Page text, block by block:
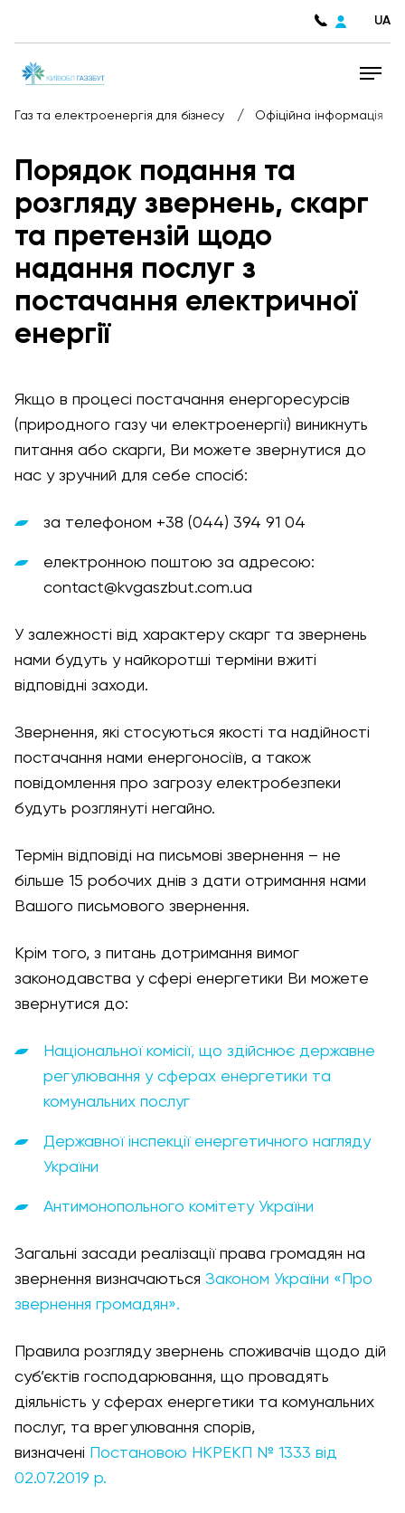
UA
Газ та електроенергія для бізнесу / Офіційна інформація
Порядок подання та
розгляду звернень, скарг
та претензій щодо
надання послуг з
постачання електричної
енергії
Якщо в процесі постачання енергоресурсів
(природного газу чи електроенергії) виникнуть
питання або скарги, Ви можете звернутися до
нас у зручний для себе спосіб:
за телефоном +38 (044) 394 91 04
електронною поштою за адресою:
contact@kvgaszbut.com.ua
У залежності від характеру скарг та звернень
нами будуть у найкоротші терміни вжиті
відповідні заходи.
Звернення, які стосуються якості та надійності
постачання нами енергоносіїв, а також
повідомлення про загрозу електробезпеки
будуть розглянуті негайно.
Термін відповіді на письмові звернення – не
більше 15 робочих днів з дати отримання нами
Вашого письмового звернення.
Крім того, з питань дотримання вимог
законодавства у сфері енергетики Ви можете
звернутися до:
Національної комісії, що здійснює державне
регулювання у сферах енергетики та
комунальних послуг
Державної інспекції енергетичного нагляду
України
Антимонопольного комітету України
Загальні засади реалізації права громадян на
звернення визначаються Законом України «Про
звернення громадян».
Правила розгляду звернень споживачів щодо дій
суб’єктів господарювання, що провадять
діяльність у сферах енергетики та комунальних
послуг, та врегулювання спорів,
визначені Постановою НКРЕКП № 1333 від
02.07.2019 р.